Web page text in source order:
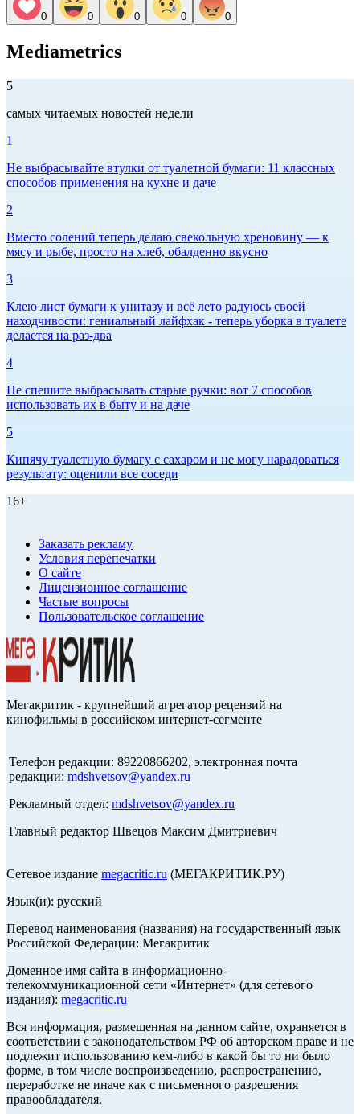
0 0 0 0 0
Mediametrics
5
самых читаемых новостей недели
1
Не выбрасывайте втулки от туалетной бумаги: 11 классных
способов применения на кухне и даче
2
Вместо солений теперь делаю свекольную хреновину — к
мясу и рыбе, просто на хлеб, обалденно вкусно
3
Клею лист бумаги к унитазу и всё лето радуюсь своей
находчивости: гениальный лайфхак - теперь уборка в туалете
делается на раз-два
4
Не спешите выбрасывать старые ручки: вот 7 способов
использовать их в быту и на даче
5
Кипячу туалетную бумагу с сахаром и не могу нарадоваться
результату: оценили все соседи
16+
Заказать рекламу
Условия перепечатки
О сайте
Лицензионное соглашение
Частые вопросы
Пользовательское соглашение
Мегакритик - крупнейший агрегатор рецензий на
кинофильмы в российском интернет-сегменте
Телефон редакции: 89220866202, электронная почта
редакции: mdshvetsov@yandex.ru
Рекламный отдел: mdshvetsov@yandex.ru
Главный редактор Швецов Максим Дмитриевич
Сетевое издание megacritic.ru (МЕГАКРИТИК.РУ)
Язык(и): русский
Перевод наименования (названия) на государственный язык
Российской Федерации: Мегакритик
Доменное имя сайта в информационно-
телекоммуникационной сети «Интернет» (для сетевого
издания): megacritic.ru
Вся информация, размещенная на данном сайте, охраняется в
соответствии с законодательством РФ об авторском праве и не
подлежит использованию кем-либо в какой бы то ни было
форме, в том числе воспроизведению, распространению,
переработке не иначе как с письменного разрешения
правообладателя.